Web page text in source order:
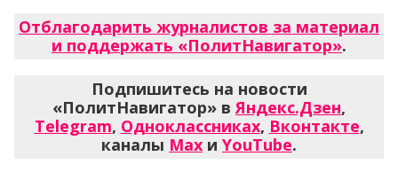
Отблагодарить журналистов за материал
и поддержать «ПолитНавигатор».
Подпишитесь на новости
«ПолитНавигатор» вЯндекс.Дзен,
Telegram, Одноклассниках, Вконтакте,
каналы Max и YouTube.